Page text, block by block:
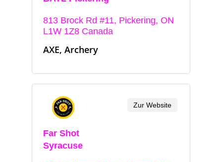
813 Brock Rd #11, Pickering, ON
L1W 1Z8 Canada
AXE, Archery
Far Shot
Syracuse
Zur Website